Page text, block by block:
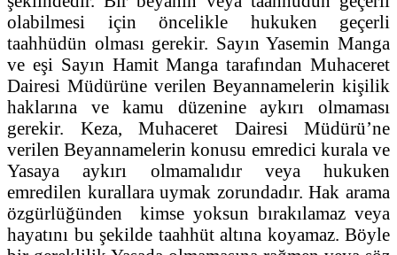
olabilmesi için öncelikle hukuken geçerli
taahhüdün olması gerekir. Sayın Yasemin Manga
ve eşi Sayın Hamit Manga tarafından Muhaceret
Dairesi Müdürüne verilen Beyannamelerin kişilik
haklarına ve kamu düzenine aykırı olmaması
gerekir. Keza, Muhaceret Dairesi Müdürü’ne
verilen Beyannamelerin konusu emredici kurala ve
Yasaya aykırı olmamalıdır veya hukuken
emredilen kurallara uymak zorundadır. Hak arama
özgürlüğünden kimse yoksun bırakılamaz veya
hayatını bu şekilde taahhüt altına koyamaz. Böyle